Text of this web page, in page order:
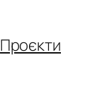
Проєкти